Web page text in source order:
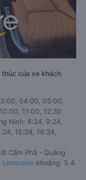
của xe khách
04:00, 05:00,
11:00, 12:30
Ninh: 8:24, 9:24,
15:24, 16:24,
Cẩm Phả - Quảng
Limousine khoảng: 5.4